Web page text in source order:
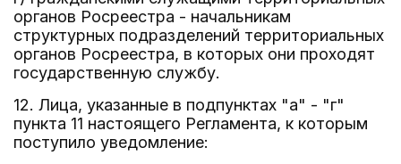
органов Росреестра - начальникам
структурных подразделений территориальных
органов Росреестра, в которых они проходят
государственную службу.
12. Лица, указанные в подпунктах "а" - "г"
пункта 11 настоящего Регламента, к которым
поступило уведомление: